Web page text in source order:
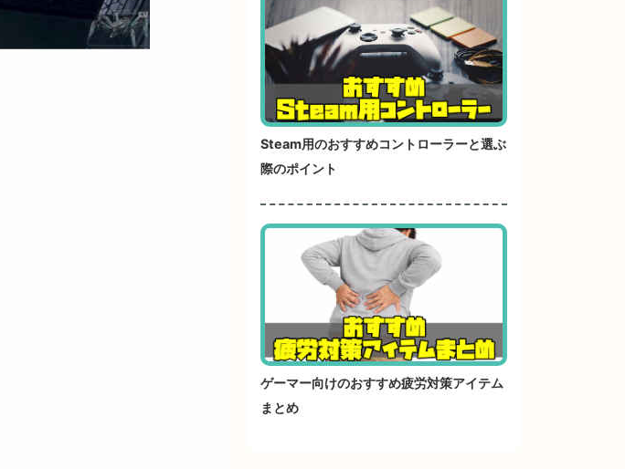
Steam用のおすすめコントローラーと選ぶ
際のポイント
ゲーマー向けのおすすめ疲労対策アイテム
まとめ